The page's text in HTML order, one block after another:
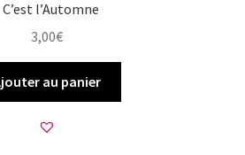
C’est l’Automne
3,00€
au panier